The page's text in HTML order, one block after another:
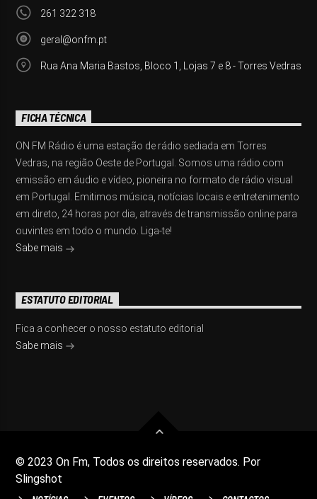
261 322 318
geral@onfm.pt
Rua Ana Maria Bastos, Bloco 1, Lojas 7 e 8 - Torres Vedras
FICHA TÉCNICA
ON FM Rádio é uma estação de rádio sediada em Torres
Vedras, na região Oeste de Portugal. Somos uma rádio com
emissão em áudio e vídeo, pioneira no formato de rádio visual
em Portugal. Emitimos música, notícias locais e entretenimento
em direto, 24 horas por dia, através de transmissão online para
ouvintes em todo o mundo. Liga-te!
Sabe mais
ESTATUTO EDITORIAL
Fica a conhecer o nosso estatuto editorial
Sabe mais
© 2023 On Fm, Todos os direitos reservados. Por
Slingshot